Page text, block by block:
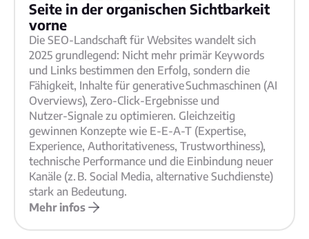
Seite in der organischen Sichtbarkeit
vorne
Die SEO‑Landschaft für Websites wandelt sich
2025 grundlegend: Nicht mehr primär Keywords
und Links bestimmen den Erfolg, sondern die
Fähigkeit, Inhalte für generative Suchmaschinen (AI
Overviews), Zero‑Click‑Ergebnisse und
Nutzer‑Signale zu optimieren. Gleichzeitig
gewinnen Konzepte wie E‑E‑A‑T (Expertise,
Experience, Authoritativeness, Trustworthiness),
technische Performance und die Einbindung neuer
Kanäle (z. B. Social Media, alternative Suchdienste)
stark an Bedeutung.
Mehr infos